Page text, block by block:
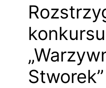
konkursu
Stworek”